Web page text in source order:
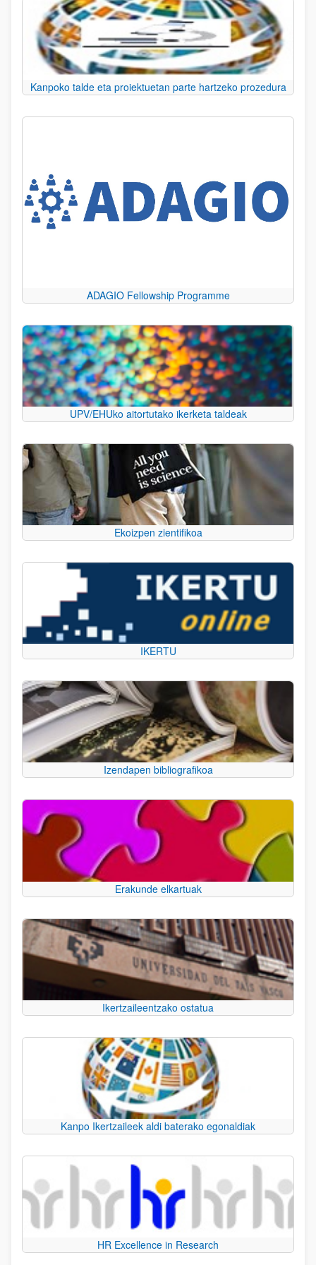
Kanpoko talde eta proiektuetan parte hartzeko prozedura
ADAGIO Fellowship Programme
UPV/EHUko aitortutako ikerketa taldeak
Ekoizpen zientifikoa
IKERTU
Izendapen bibliografikoa
Erakunde elkartuak
Ikertzaileentzako ostatua
Kanpo Ikertzaileek aldi baterako egonaldiak
HR Excellence in Research